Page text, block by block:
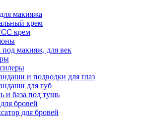
макияжа
крем
крем
под макияж, для век
и подводки для глаз
для губ
и база под тушь
бровей
для бровей